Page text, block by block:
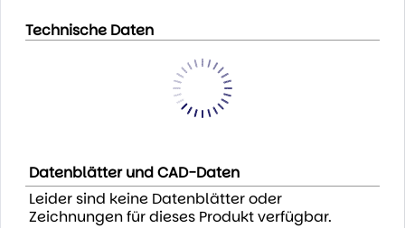
Technische Daten
Datenblätter und CAD-Daten
Leider sind keine Datenblätter oder
Zeichnungen für dieses Produkt verfügbar.